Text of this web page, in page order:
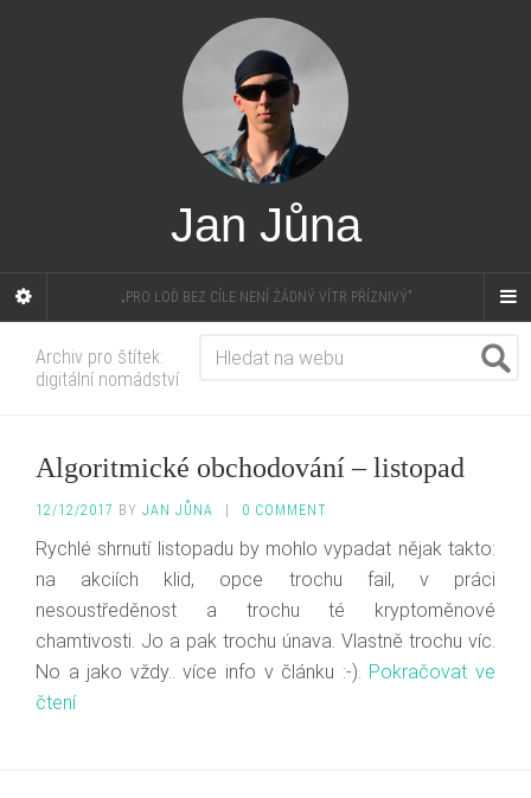
Jan Jůna
„PRO LOĎ BEZ CÍLE NENÍ ŽÁDNÝ VÍTR PŘÍZNIVÝ”
Archiv pro štítek:
digitální nomádství
Algoritmické obchodování – listopad
12/12/2017 BY JAN JŮNA 0 COMMENT
Rychlé shrnutí listopadu by mohlo vypadat nějak takto:
na akciích klid, opce trochu fail, v práci
nesoustředěnost a trochu té kryptoměnové
chamtivosti. Jo a pak trochu únava. Vlastně trochu víc.
No a jako vždy.. více info v článku :-). Pokračovat ve
čtení